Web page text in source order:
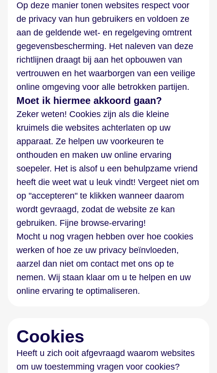
Op deze manier tonen websites respect voor
de privacy van hun gebruikers en voldoen ze
aan de geldende wet- en regelgeving omtrent
gegevensbescherming. Het naleven van deze
richtlijnen draagt bij aan het opbouwen van
vertrouwen en het waarborgen van een veilige
online omgeving voor alle betrokken partijen.
Moet ik hiermee akkoord gaan?
Zeker weten! Cookies zijn als die kleine
kruimels die websites achterlaten op uw
apparaat. Ze helpen uw voorkeuren te
onthouden en maken uw online ervaring
soepeler. Het is alsof u een behulpzame vriend
heeft die weet wat u leuk vindt! Vergeet niet om
op "accepteren" te klikken wanneer daarom
wordt gevraagd, zodat de website ze kan
gebruiken. Fijne browse-ervaring!
Mocht u nog vragen hebben over hoe cookies
werken of hoe ze uw privacy beïnvloeden,
aarzel dan niet om contact met ons op te
nemen. Wij staan klaar om u te helpen en uw
online ervaring te optimaliseren.
Cookies
Heeft u zich ooit afgevraagd waarom websites
om uw toestemming vragen voor cookies?